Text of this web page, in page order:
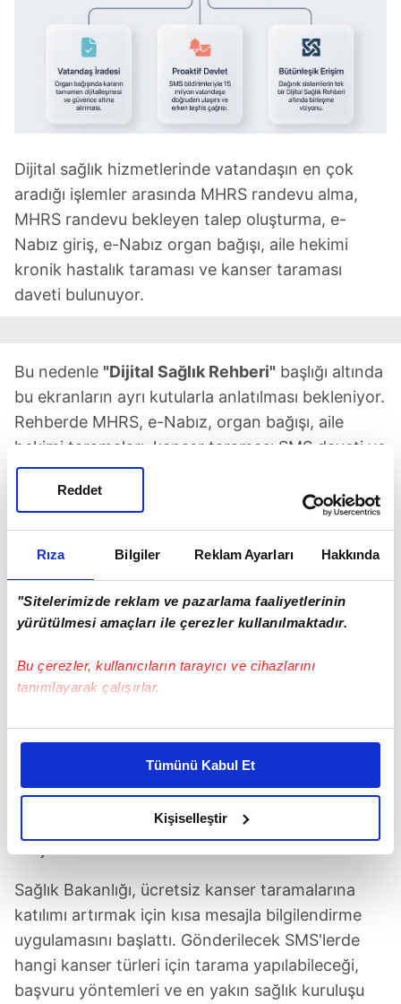
Rıza Bilgiler Reklam Ayarları Hakkında
"Sitelerimizde reklam ve pazarlama faaliyetlerinin
yürütülmesi amaçları ile çerezler kullanılmaktadır.
Bu çerezler, kullanıcıların tarayıcı ve cihazlarını
tanımlayarak çalışırlar.
Bu çerezlere izin vermeniz halinde sizlere özel
daha iyi reklam deneyimi yaşatabiliriz. Bunu yaparken
amacımızın size daha iyi bir reklam deneyimi sunmak
olduğunu ve sizlere en iyi içerikleri sunabilmek adına
elimizden gelen çabayı gösterdiğimizi ve bu noktada,
reklamların maliyetlerimizi karşılamak noktasında tek gelir
kalemimiz olduğunu sizlere hatırlatmak isteriz.
Her halükârda, kullanıcılar, bu çerezlere izin vermedikleri
takdirde, kullanıcılara hedefli reklamlar
gösterilmeyecektir."
Tümünü Kabul Et
Kişiselleştir
Reddet
Dijital sağlık hizmetlerinde vatandaşın en çok
aradığı işlemler arasında MHRS randevu alma,
MHRS randevu bekleyen talep oluşturma, e-
Nabız giriş, e-Nabız organ bağışı, aile hekimi
kronik hastalık taraması ve kanser taraması
daveti bulunuyor.
Bu nedenle "Dijital Sağlık Rehberi" başlığı altında
bu ekranların ayrı kutularla anlatılması bekleniyor.
Rehberde MHRS, e-Nabız, organ bağışı, aile
hekimi taramaları, kanser taraması SMS daveti ve
başvuru ekranlarının sade adımlarla gösterilmesi,
kamu hizmetlerine erişimi kolaylaştırabilir.
KANSER TARAMALARINDA SMS DÖNEMİ
Sağlık Bakanlığı, ücretsiz kanser taramalarına
katılımı artırmak için kısa mesajla bilgilendirme
uygulamasını başlattı. Gönderilecek SMS'lerde
hangi kanser türleri için tarama yapılabileceği,
başvuru yöntemleri ve en yakın sağlık kuruluşu